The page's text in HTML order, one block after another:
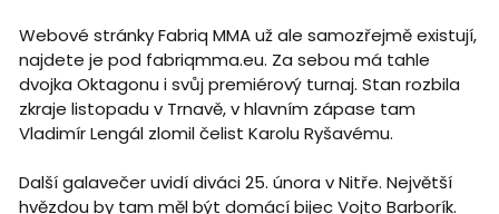
Webové stránky Fabriq MMA už ale samozřejmě existují,
najdete je pod fabriqmma.eu. Za sebou má tahle
dvojka Oktagonu i svůj premiérový turnaj. Stan rozbila
zkraje listopadu v Trnavě, v hlavním zápase tam
Vladimír Lengál zlomil čelist Karolu Ryšavému.
Další galavečer uvidí diváci 25. února v Nitře. Největší
hvězdou by tam měl být domácí bijec Vojto Barborík.